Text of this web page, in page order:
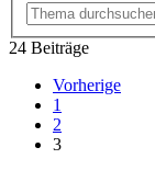
24 Beiträge
Vorherige
1
2
3